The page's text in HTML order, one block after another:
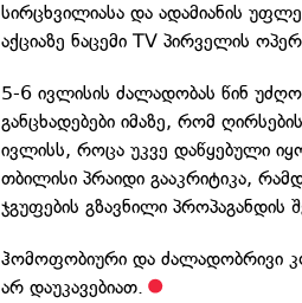
სირცხვილიასა და ადამიანის
აქციაზე ნაცემი TV პირველის
5-6 ივლისის ძალადობას წინ
განცხადებები იმაზე, რომ
ივლისს, როცა უკვე დაწყებული
თბილისი პრაიდი გააკრიტიკა,
ჯგუფების გზავნილი პროპაგანდის
ჰომოფობიური და ძალადობრივი
არ დაუკავებიათ.